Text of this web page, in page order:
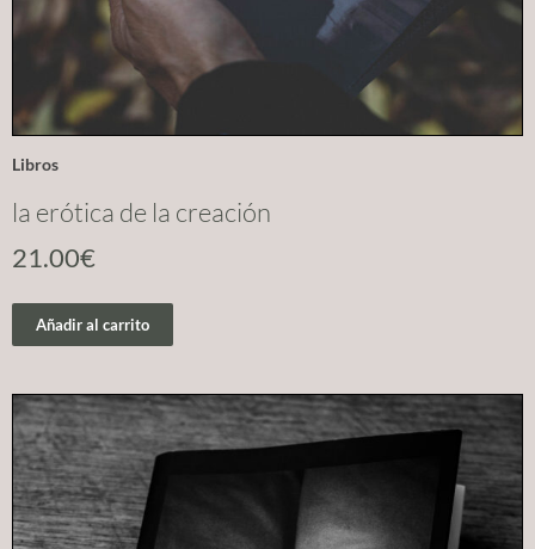
Libros
la erótica de la creación
21.00€
Añadir al carrito